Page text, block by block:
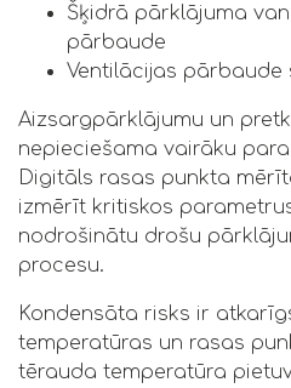
Šķidrā pārklājuma
pārbaude
Ventilācijas pārbaude
Aizsargpārklājumu un
nepieciešama vairāku
Digitāls rasas punkta
izmērīt kritiskos
nodrošinātu drošu
procesu.
Kondensāta risks ir
temperatūras un rasas
tērauda temperatūra